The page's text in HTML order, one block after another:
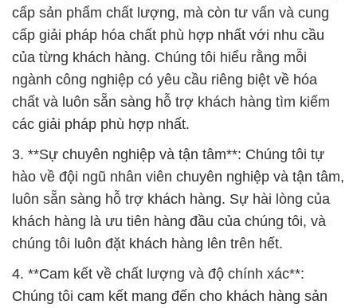
cấp sản phẩm chất lượng, mà còn tư vấn và cung
cấp giải pháp hóa chất phù hợp nhất với nhu cầu
của từng khách hàng. Chúng tôi hiểu rằng mỗi
ngành công nghiệp có yêu cầu riêng biệt về hóa
chất và luôn sẵn sàng hỗ trợ khách hàng tìm kiếm
các giải pháp phù hợp nhất.
3. **Sự chuyên nghiệp và tận tâm**: Chúng tôi tự
hào về đội ngũ nhân viên chuyên nghiệp và tận tâm,
luôn sẵn sàng hỗ trợ khách hàng. Sự hài lòng của
khách hàng là ưu tiên hàng đầu của chúng tôi, và
chúng tôi luôn đặt khách hàng lên trên hết.
4. **Cam kết về chất lượng và độ chính xác**:
Chúng tôi cam kết mang đến cho khách hàng sản